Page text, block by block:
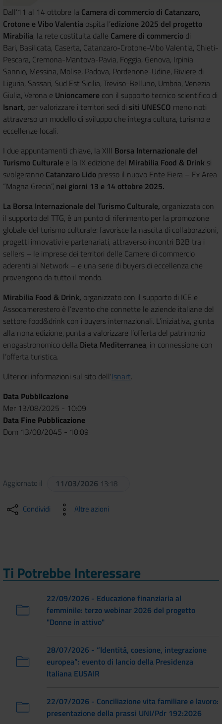
Dall’11 al 14 ottobre la Camera di commercio di Catanzaro,
Crotone e Vibo Valentia ospita l’edizione 2025 del progetto
Mirabilia, la rete costituita dalle Camere di commercio di
Bari, Basilicata, Caserta, Catanzaro-Crotone-Vibo Valentia, Chieti-
Pescara, Cremona-Mantova-Pavia, Foggia, Genova, Irpinia
Sannio, Messina, Molise, Padova, Pordenone-Udine, Riviere di
Liguria, Sassari, Sud Est Sicilia, Treviso-Belluno, Umbria, Venezia
Giulia, Verona e Unioncamere con il supporto tecnico scientifico di
Isnart, per valorizzare i territori sedi di siti UNESCO meno noti
attraverso un modello di sviluppo che integra cultura, turismo e
eccellenze locali.
I due appuntamenti chiave, la XIII Borsa Internazionale del
Turismo Culturale e la IX edizione del Mirabilia Food & Drink si
svolgeranno Catanzaro Lido presso il nuovo Ente Fiera – Ex Area
“Magna Grecia”, nei giorni 13 e 14 ottobre 2025.
La Borsa Internazionale del Turismo Culturale, organizzata con
il supporto del TTG, è un punto di riferimento per la promozione
globale del turismo culturale: favorisce la nascita di collaborazioni,
progetti innovativi e partenariati, attraverso incontri B2B tra i
sellers – le imprese dei territori delle Camere di commercio
aderenti al Network – e una serie di buyers di eccellenza che
provengono da tutto il mondo.
Mirabilia Food & Drink, organizzato con il supporto di ICE e
Assocamerestero è l’evento che connette le aziende italiane del
settore food&drink con i buyers internazionali. L’iniziativa, giunta
alla nona edizione, punta a valorizzare l’offerta del patrimonio
enogastronomico della Dieta Mediterranea, in connessione con
l’offerta turistica.
Ulteriori informazioni sul sito dell'Isnart.
Data Pubblicazione
Mer 13/08/2025 - 10:09
Data Fine Pubblicazione
Dom 13/08/2045 - 10:09
Aggiornato il 11/03/2026 13:18
Condividi Altre azioni
Ti Potrebbe Interessare
22/09/2026 - Educazione finanziaria al
femminile: terzo webinar 2026 del progetto
"Donne in attivo"
28/07/2026 - “Identità, coesione, integrazione
europea”: evento di lancio della Presidenza
Italiana EUSAIR
22/07/2026 - Conciliazione vita familiare e lavoro:
presentazione della prassi UNI/Pdr 192:2026